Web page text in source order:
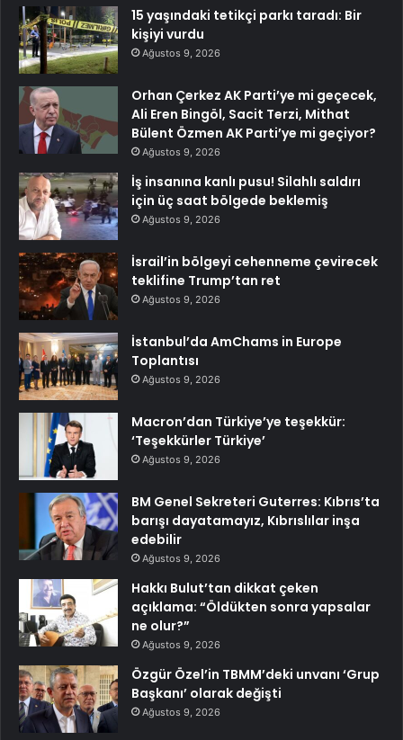
15 yaşındaki tetikçi parkı taradı: Bir
kişiyi vurdu
Ağustos 9, 2026
Orhan Çerkez AK Parti’ye mi geçecek,
Ali Eren Bingöl, Sacit Terzi, Mithat
Bülent Özmen AK Parti’ye mi geçiyor?
Ağustos 9, 2026
İş insanına kanlı pusu! Silahlı saldırı
için üç saat bölgede beklemiş
Ağustos 9, 2026
İsrail’in bölgeyi cehenneme çevirecek
teklifine Trump’tan ret
Ağustos 9, 2026
İstanbul’da AmChams in Europe
Toplantısı
Ağustos 9, 2026
Macron’dan Türkiye’ye teşekkür:
‘Teşekkürler Türkiye’
Ağustos 9, 2026
BM Genel Sekreteri Guterres: Kıbrıs’ta
barışı dayatamayız, Kıbrıslılar inşa
edebilir
Ağustos 9, 2026
Hakkı Bulut’tan dikkat çeken
açıklama: “Öldükten sonra yapsalar
ne olur?”
Ağustos 9, 2026
Özgür Özel’in TBMM’deki unvanı ‘Grup
Başkanı’ olarak değişti
Ağustos 9, 2026